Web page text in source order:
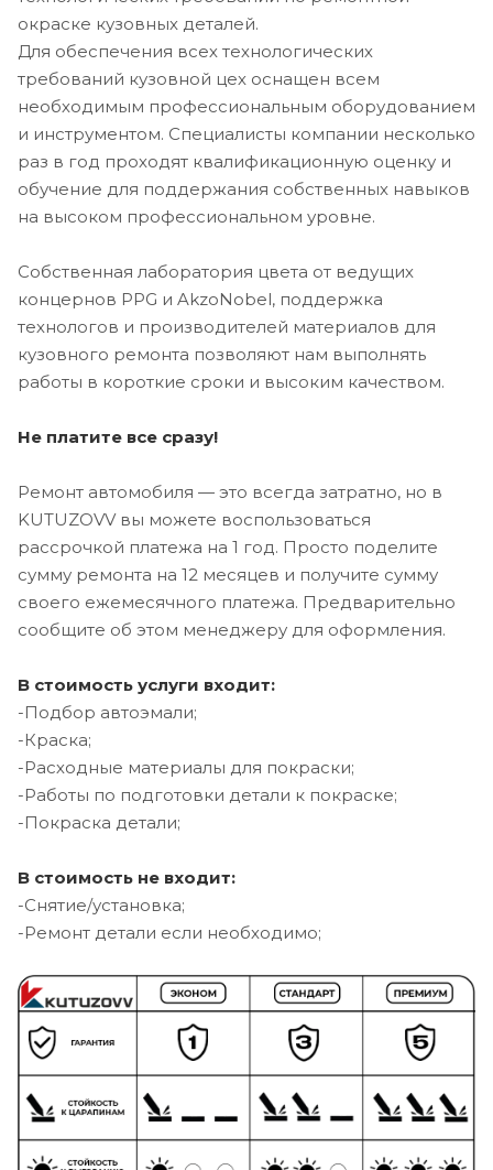
окраске кузовных деталей.
Для обеспечения всех технологических
требований кузовной цех оснащен всем
необходимым профессиональным оборудованием
и инструментом. Специалисты компании несколько
раз в год проходят квалификационную оценку и
обучение для поддержания собственных навыков
на высоком профессиональном уровне.
Собственная лаборатория цвета от ведущих
концернов PPG и AkzoNobel, поддержка
технологов и производителей материалов для
кузовного ремонта позволяют нам выполнять
работы в короткие сроки и высоким качеством.
Не платите все сразу!
Ремонт автомобиля — это всегда затратно, но в
KUTUZOVV вы можете воспользоваться
рассрочкой платежа на 1 год. Просто поделите
сумму ремонта на 12 месяцев и получите сумму
своего ежемесячного платежа. Предварительно
сообщите об этом менеджеру для оформления.
В стоимость услуги входит:
-Подбор автоэмали;
-Краска;
-Расходные материалы для покраски;
-Работы по подготовки детали к покраске;
-Покраска детали;
В стоимость не входит:
-Снятие/установка;
-Ремонт детали если необходимо;